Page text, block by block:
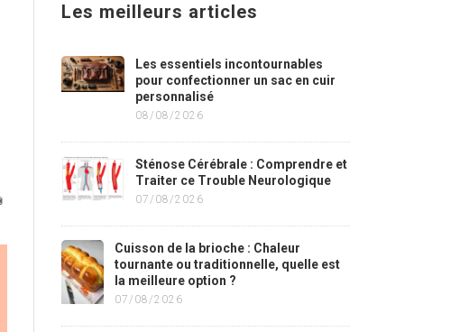
Les meilleurs articles
Les essentiels incontournables
pour confectionner un sac en cuir
personnalisé
08/08/2026
Sténose Cérébrale : Comprendre et
Traiter ce Trouble Neurologique
07/08/2026
Cuisson de la brioche : Chaleur
tournante ou traditionnelle, quelle est
la meilleure option ?
07/08/2026